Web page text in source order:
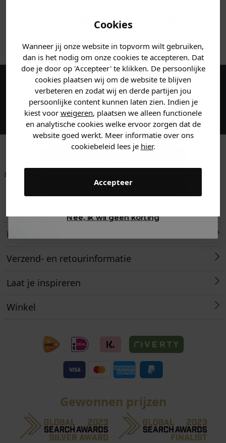
Cookies
Wanneer jij onze website in topvorm wilt gebruiken,
dan is het nodig om onze cookies te accepteren. Dat
doe je door op 'Accepteer' te klikken. De persoonlijke
cookies plaatsen wij om de website te blijven
verbeteren en zodat wij en derde partijen jou
persoonlijke content kunnen laten zien. Indien je
kiest voor weigeren, plaatsen we alleen functionele
en analytische cookies welke ervoor zorgen dat de
website goed werkt. Meer informatie over ons
cookiebeleid lees je hier.
Accepteer
Maak een account aan en ontvang 5%
korting op je eerste bestelling!
Betaal achteraf met
is morgen in huis!*
Retourneren
Verzend- en retourinformatie
Laat je inspireren
Winkel
Gewonnen prijzen
Welke mystery
krijg jij? (Tot-30%
Vertel ons waar je naar op
zoek bent. 👇
Heren kleding
Dames kleding
Gewoon rondkijken
Nee, ik wil geen korting